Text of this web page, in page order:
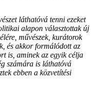
láthatóvá tenni ezeket
alapon választottak új
művészek, kurátorok
és akkor formálódott az
is, aminek az egyik célja
számára is láthatóvá
ebben a közvetítési